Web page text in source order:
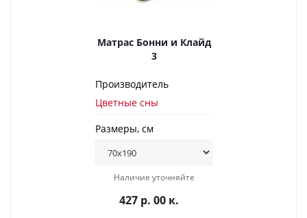
Матрас Бонни и Клайд
3
Производитель
Цветные сны
Размеры, см
Наличие уточняйте
427 р. 00 к.